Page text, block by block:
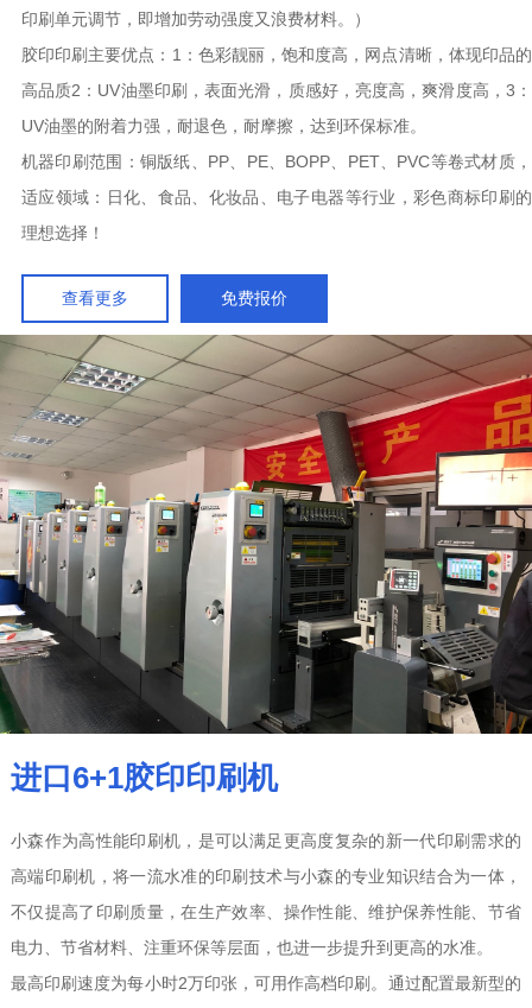
印刷单元调节，即增加劳动强度又浪费材料。）
胶印印刷主要优点：1：色彩靓丽，饱和度高，网点清晰，体现印品的
高品质2：UV油墨印刷，表面光滑，质感好，亮度高，爽滑度高，3：
UV油墨的附着力强，耐退色，耐摩擦，达到环保标准。
机器印刷范围：铜版纸、PP、PE、BOPP、PET、PVC等卷式材质，
适应领域：日化、食品、化妆品、电子电器等行业，彩色商标印刷的
理想选择！
查看更多 免费报价
进口6+1胶印印刷机
小森作为高性能印刷机，是可以满足更高度复杂的新一代印刷需求的
高端印刷机，将一流水准的印刷技术与小森的专业知识结合为一体，
不仅提高了印刷质量，在生产效率、操作性能、维护保养性能、节省
电力、节省材料、注重环保等层面，也进一步提升到更高的水准。
最高印刷速度为每小时2万印张，可用作高档印刷。通过配置最新型的